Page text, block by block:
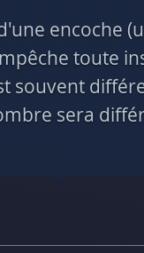
encoche
toute
souvent
sera